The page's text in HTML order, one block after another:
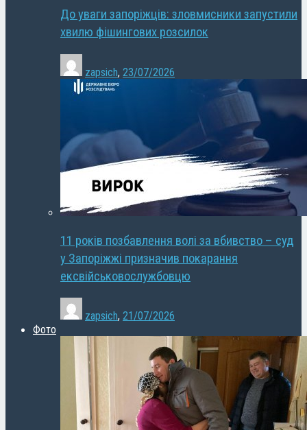
До уваги запоріжців: зловмисники запустили
хвилю фішингових розсилок
zapsich, 23/07/2026
11 років позбавлення волі за вбивство – суд
у Запоріжжі призначив покарання
ексвійськовослужбовцю
zapsich, 21/07/2026
Фото